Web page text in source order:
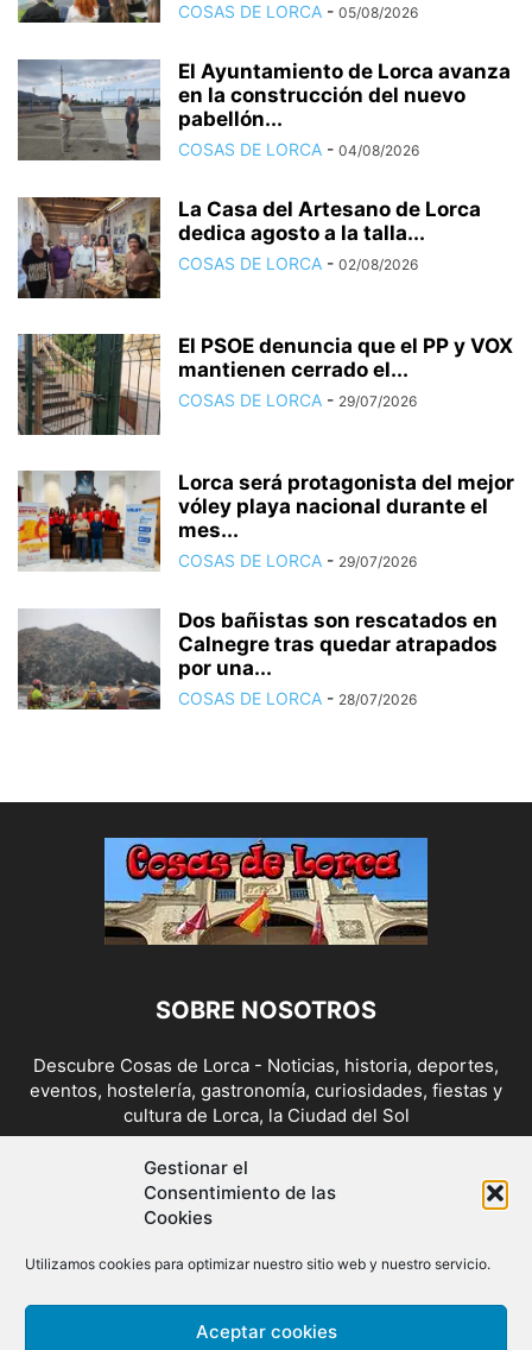
Gestionar el
Consentimiento de las
Cookies
Utilizamos cookies para optimizar nuestro sitio web y nuestro servicio.
Aceptar cookies
COSAS DE LORCA - 05/08/2026
El Ayuntamiento de Lorca avanza
en la construcción del nuevo
pabellón...
COSAS DE LORCA - 04/08/2026
La Casa del Artesano de Lorca
dedica agosto a la talla...
COSAS DE LORCA - 02/08/2026
El PSOE denuncia que el PP y VOX
mantienen cerrado el...
COSAS DE LORCA - 29/07/2026
Lorca será protagonista del mejor
vóley playa nacional durante el
mes...
COSAS DE LORCA - 29/07/2026
Dos bañistas son rescatados en
Calnegre tras quedar atrapados
por una...
COSAS DE LORCA - 28/07/2026
SOBRE NOSOTROS
Descubre Cosas de Lorca - Noticias, historia, deportes,
eventos, hostelería, gastronomía, curiosidades, fiestas y
cultura de Lorca, la Ciudad del Sol
Contáctanos:cosasdelorca@gmail.com
SÍGUENOS